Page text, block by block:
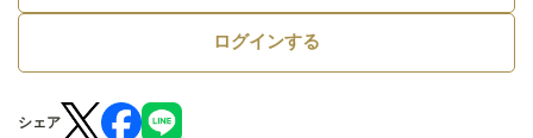
ログインする
シェア